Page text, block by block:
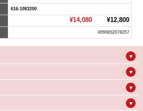
616-1083200
¥14,080¥12,800
4990852078257
▼
▼
▼
▼